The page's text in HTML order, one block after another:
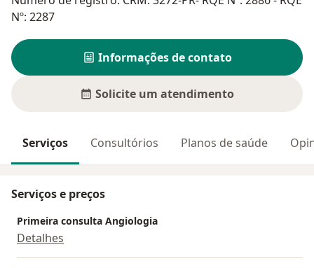
Nº: 2287
Informações de contato
Solicite um atendimento
Serviços Consultórios Planos de saúde
Serviços e preços
Primeira consulta Angiologia
Detalhes